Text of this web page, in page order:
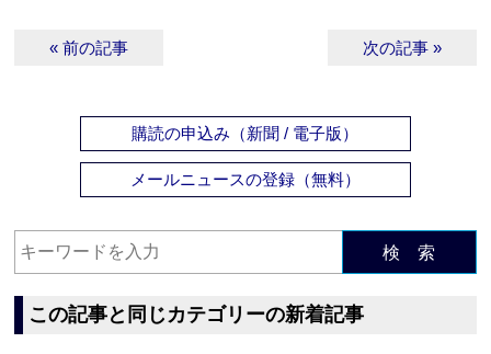
« 前の記事 次の記事 »
購読の申込み（新聞 / 電子版）
メールニュースの登録（無料）
検 索
この記事と同じカテゴリーの新着記事